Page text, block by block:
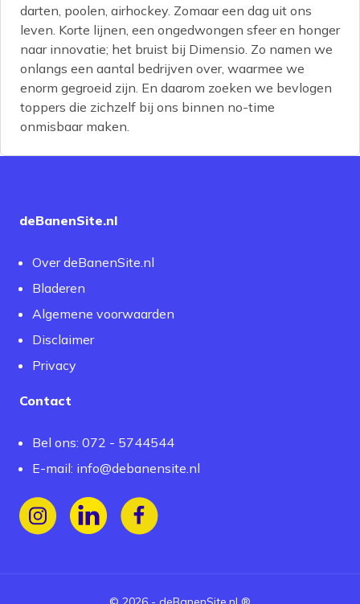
darten, poolen, airhockey. Zomaar een dag uit ons
leven. Korte lijnen, een ongedwongen sfeer en honger
naar innovatie; het bruist bij Dimensio. Zo namen we
onlangs een aantal bedrijven over, waarmee we
enorm gegroeid zijn. En daarom zoeken we bevlogen
toppers die zichzelf bij ons binnen no-time
onmisbaar maken.
deBanenSite.nl
Over deBanenSite.nl
Bladeren
Algemene voorwaarden
Disclaimer
Privacy
Contact
Bel ons: 072 - 5744544
E-mail: info@debanensite.nl